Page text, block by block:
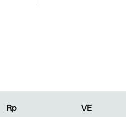
Rp VE
Rp VE